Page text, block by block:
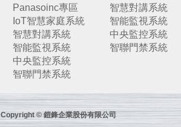
Panasoinc專區
IoT智慧家庭系統
智慧對講系統
智能監視系統
中央監控系統
智聯門禁系統
智慧對講系統
智能監視系統
中央監控系統
智聯門禁系統
Copyright © 鎧鋒企業股份有限公司